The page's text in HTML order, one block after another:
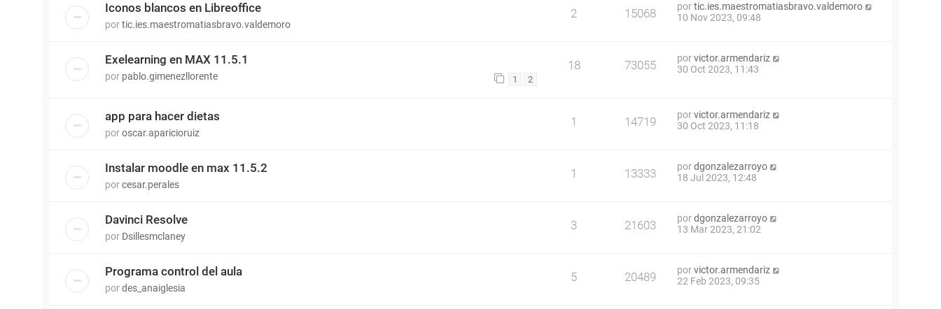
Iconos blancos en Libreoffice
portic.ies.maestromatiasbravo.valdemoro
2 15068 portic.ies.maestromatiasbravo.valdemoro
10 Nov 2023, 09:48
Exelearning en MAX 11.5.1
por pablo.gimenezllorente 1 2
18 73055 porvictor.armendariz
30 Oct 2023, 11:43
app para hacer dietas
poroscar.aparicioruiz
1 14719 porvictor.armendariz
30 Oct 2023, 11:18
Instalar moodle en max 11.5.2
porcesar.perales
1 13333 pordgonzalezarroyo
18 Jul 2023, 12:48
Davinci Resolve
por Dsillesmclaney
3 21603 pordgonzalezarroyo
13 Mar 2023, 21:02
Programa control del aula
pordes_anaiglesia
5 20489 porvictor.armendariz
22 Feb 2023, 09:35